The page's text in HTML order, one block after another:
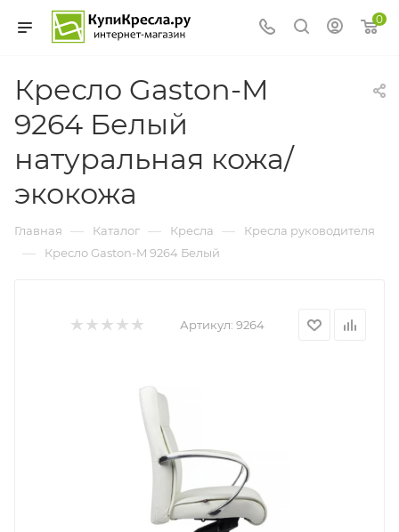
0
Кресло Gaston-M
9264 Белый
натуральная кожа/
экокожа
Главная — Каталог — Кресла — Кресла руководителя
— Кресло Gaston-M 9264 Белый
Артикул: 9264